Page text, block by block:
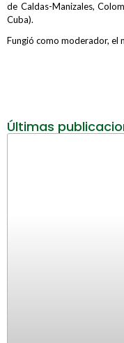
de Caldas-Manizales,
Cuba).
Fungió como moderador, el
Últimas